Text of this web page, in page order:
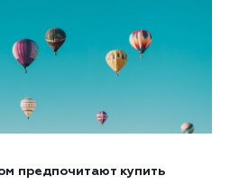
предпочитают купить